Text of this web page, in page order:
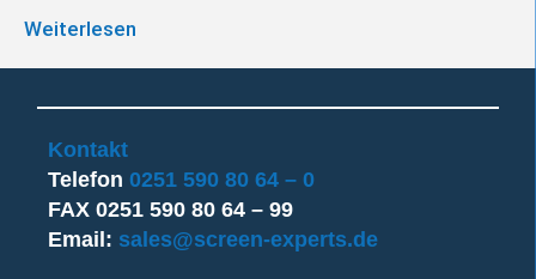
Weiterlesen
Kontakt
Telefon 0251 590 80 64 – 0
FAX 0251 590 80 64 – 99
Email: sales@screen-experts.de